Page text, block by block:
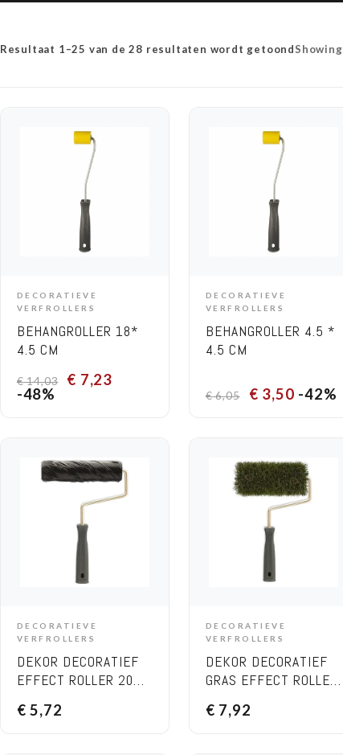
Showing
Resultaat 1–25 van de 28 resultaten wordt getoond
ADD TO CART
DECORATIEVE
VERFROLLERS
BEHANGROLLER 18*
4.5 CM
€14,03 € 7,23
-48%
ADD TO CART
DECORATIEVE
VERFROLLERS
BEHANGROLLER 4.5 *
4.5 CM
€6,05 € 3,50 -42%
ADD TO CART
DECORATIEVE
VERFROLLERS
DEKOR DECORATIEF
EFFECT ROLLER 20
€ 5,72
ADD TO CART
DECORATIEVE
VERFROLLERS
DEKOR DECORATIEF
GRAS EFFECT ROLLER
€ 7,92